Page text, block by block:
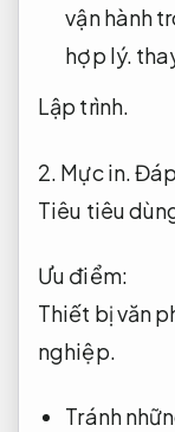
vận hành
hợp lý.
Lập trình.
2. Mực in.
Tiêu tiêu
Ưu điểm:
Thiết bị văn
nghiệp.
Tránh